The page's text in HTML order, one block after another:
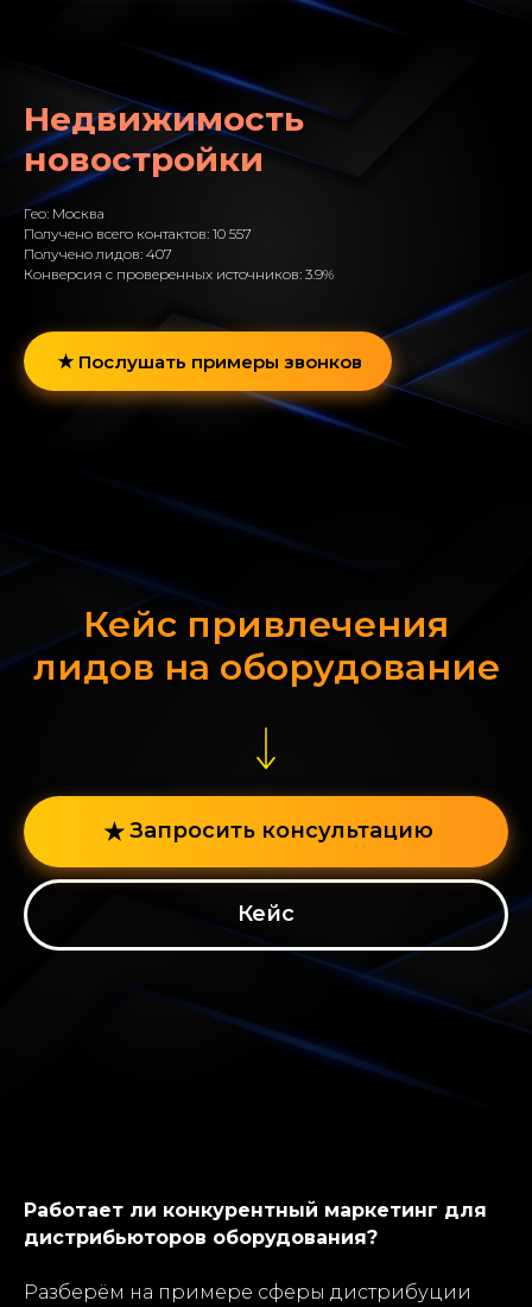
Недвижимость
новостройки
Гео: Москва
Получено всего контактов: 10 557
Получено лидов: 407
Конверсия с проверенных источников: 3.9%
Послушать примеры звонков
Кейс привлечения
лидов на оборудование
Запросить консультацию
Кейс
Работает ли конкурентный маркетинг для
дистрибьюторов оборудования?
Разберём на примере сферы дистрибуции